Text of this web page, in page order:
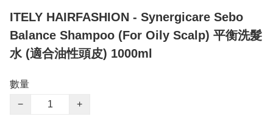
ITELY HAIRFASHION - Synergicare Sebo
Balance Shampoo (For Oily Scalp) 平衡洗髮
水 (適合油性頭皮) 1000ml
數量
−
+